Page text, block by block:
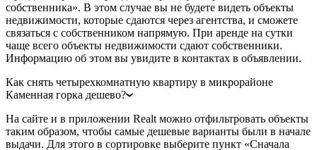
собственника». В этом случае вы не будете видеть объекты
недвижимости, которые сдаются через агентства, и сможете
связаться с собственником напрямую. При аренде на сутки
чаще всего объекты недвижимости сдают собственники.
Информацию об этом вы увидите в контактах в объявлении.
Как снять четырехкомнатную квартиру в микрорайоне
Каменная горка дешево?
На сайте и в приложении Realt можно отфильтровать объекты
таким образом, чтобы самые дешевые варианты были в начале
выдачи. Для этого в сортировке выберите пункт «Сначала